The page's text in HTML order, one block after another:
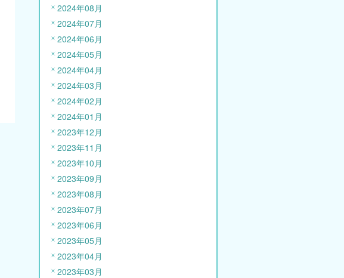
2024年08月
2024年07月
2024年06月
2024年05月
2024年04月
2024年03月
2024年02月
2024年01月
2023年12月
2023年11月
2023年10月
2023年09月
2023年08月
2023年07月
2023年06月
2023年05月
2023年04月
2023年03月